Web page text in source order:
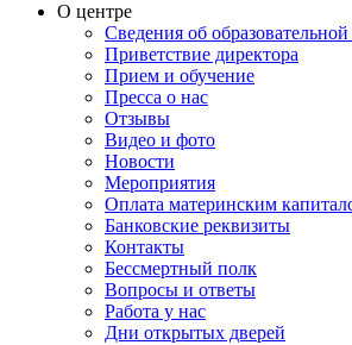
О центре
Сведения об
Приветствие директора
Прием и обучение
Пресса о нас
Отзывы
Видео и фото
Новости
Мероприятия
Оплата материнским
Банковские реквизиты
Контакты
Бессмертный полк
Вопросы и ответы
Работа у нас
Дни открытых дверей